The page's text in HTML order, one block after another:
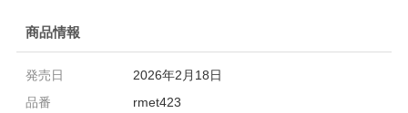
商品情報
発売日
2026年2月18日
品番
rmet423